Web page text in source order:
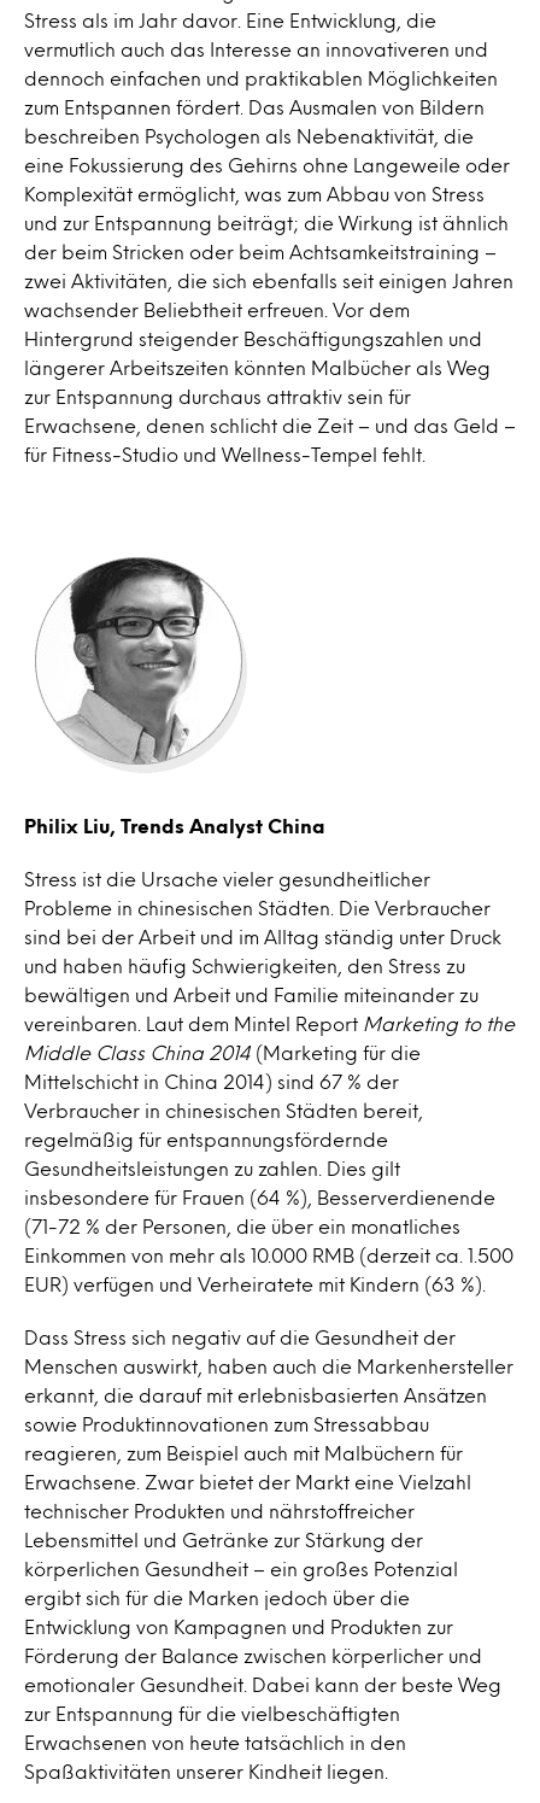
Stress als im Jahr davor. Eine Entwicklung, die
vermutlich auch das Interesse an innovativeren und
dennoch einfachen und praktikablen Möglichkeiten
zum Entspannen fördert. Das Ausmalen von Bildern
beschreiben Psychologen als Nebenaktivität, die
eine Fokussierung des Gehirns ohne Langeweile oder
Komplexität ermöglicht, was zum Abbau von Stress
und zur Entspannung beiträgt; die Wirkung ist ähnlich
der beim Stricken oder beim Achtsamkeitstraining –
zwei Aktivitäten, die sich ebenfalls seit einigen Jahren
wachsender Beliebtheit erfreuen. Vor dem
Hintergrund steigender Beschäftigungszahlen und
längerer Arbeitszeiten könnten Malbücher als Weg
zur Entspannung durchaus attraktiv sein für
Erwachsene, denen schlicht die Zeit – und das Geld –
für Fitness-Studio und Wellness-Tempel fehlt.
Philix Liu, Trends Analyst China
Stress ist die Ursache vieler gesundheitlicher
Probleme in chinesischen Städten. Die Verbraucher
sind bei der Arbeit und im Alltag ständig unter Druck
und haben häufig Schwierigkeiten, den Stress zu
bewältigen und Arbeit und Familie miteinander zu
vereinbaren. Laut dem Mintel Report Marketing to the
Middle Class China 2014 (Marketing für die
Mittelschicht in China 2014) sind 67 % der
Verbraucher in chinesischen Städten bereit,
regelmäßig für entspannungsfördernde
Gesundheitsleistungen zu zahlen. Dies gilt
insbesondere für Frauen (64 %), Besserverdienende
(71-72 % der Personen, die über ein monatliches
Einkommen von mehr als 10.000 RMB (derzeit ca. 1.500
EUR) verfügen und Verheiratete mit Kindern (63 %).
Dass Stress sich negativ auf die Gesundheit der
Menschen auswirkt, haben auch die Markenhersteller
erkannt, die darauf mit erlebnisbasierten Ansätzen
sowie Produktinnovationen zum Stressabbau
reagieren, zum Beispiel auch mit Malbüchern für
Erwachsene. Zwar bietet der Markt eine Vielzahl
technischer Produkten und nährstoffreicher
Lebensmittel und Getränke zur Stärkung der
körperlichen Gesundheit – ein großes Potenzial
ergibt sich für die Marken jedoch über die
Entwicklung von Kampagnen und Produkten zur
Förderung der Balance zwischen körperlicher und
emotionaler Gesundheit. Dabei kann der beste Weg
zur Entspannung für die vielbeschäftigten
Erwachsenen von heute tatsächlich in den
Spaßaktivitäten unserer Kindheit liegen.